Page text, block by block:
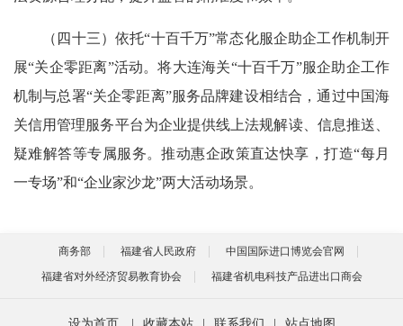
（四十三）依托“十百千万”常态化服企助企工作机制开
展“关企零距离”活动。将大连海关“十百千万”服企助企工作
机制与总署“关企零距离”服务品牌建设相结合，通过中国海
关信用管理服务平台为企业提供线上法规解读、信息推送、
疑难解答等专属服务。推动惠企政策直达快享，打造“每月
一专场”和“企业家沙龙”两大活动场景。
商务部 福建省人民政府
中国国际进口博览会官网
福建省对外经济贸易教育协会
福建省机电科技产品进出口商会